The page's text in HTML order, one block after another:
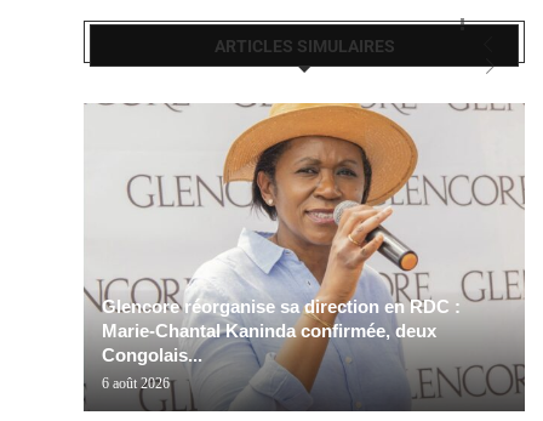
ARTICLES SIMULAIRES
Glencore réorganise sa direction en RDC :
Marie-Chantal Kaninda confirmée, deux
Congolais...
6 août 2026